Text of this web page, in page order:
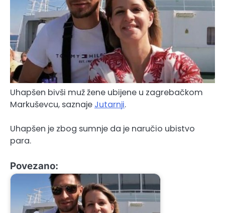
Uhapšen bivši muž žene ubijene u zagrebačkom
Markuševcu, saznaje Jutarnji.
Uhapšen je zbog sumnje da je naručio ubistvo
para.
Povezano: